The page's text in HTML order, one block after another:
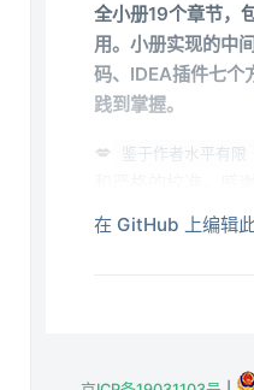
全小册19个章节，
用。小册实现的中
码、IDEA插件七个
践到掌握。
💋 鉴于作者水平有限
如果平常只是更
用。那么在我们这
在 GitHub 上编辑